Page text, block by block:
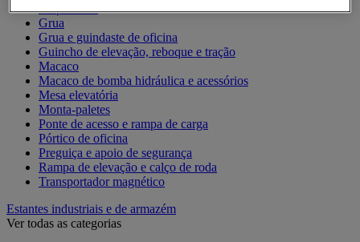
Empilhador
Grua
Grua e guindaste de oficina
Guincho de elevação, reboque e tração
Macaco
Macaco de bomba hidráulica e acessórios
Mesa elevatória
Monta-paletes
Ponte de acesso e rampa de carga
Pórtico de oficina
Preguiça e apoio de segurança
Rampa de elevação e calço de roda
Transportador magnético
Estantes industriais e de armazém
Ver todas as categorias